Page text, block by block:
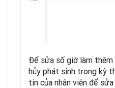
Để sửa số giờ làm
hủy phát sinh trong kỳ
tin của nhân viên để